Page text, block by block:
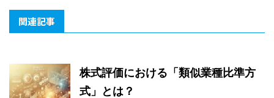
関連記事
株式評価における「類似業種比準方
式」とは？